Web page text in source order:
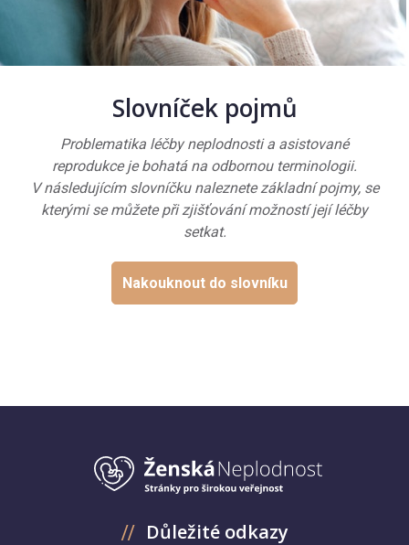
Slovníček pojmů
Problematika léčby neplodnosti a asistované
reprodukce je bohatá na odbornou terminologii.
V následujícím slovníčku naleznete základní pojmy, se
kterými se můžete při zjišťování možností její léčby
setkat.
Nakouknout do slovníku
Důležité odkazy